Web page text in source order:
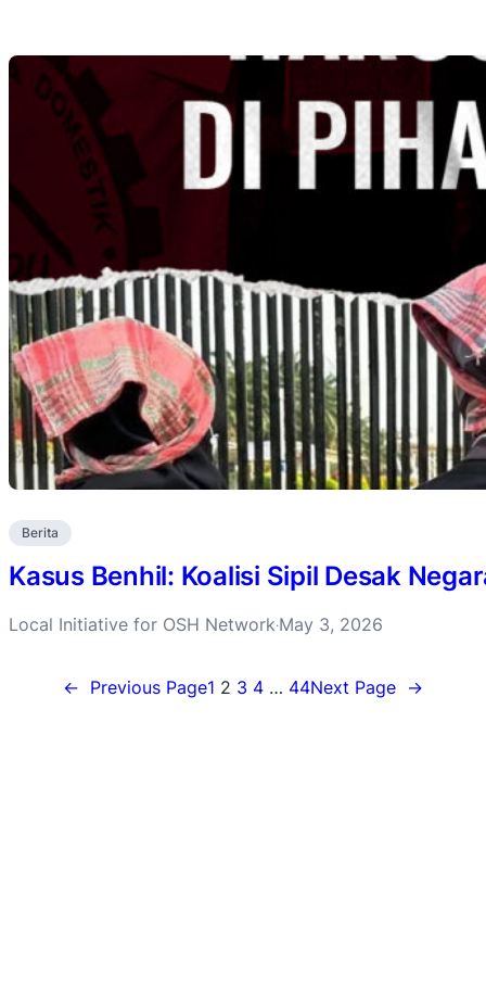
Berita
Kasus Benhil: Koalisi Sipil Desak
Local Initiative for OSH Network·May 3, 2026
← Previous Page1 2 3 4 … 44Next Page →